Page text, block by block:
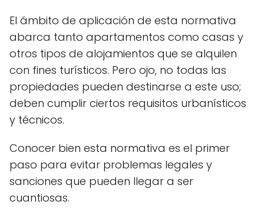
El ámbito de aplicación de esta normativa
abarca tanto apartamentos como casas y
otros tipos de alojamientos que se alquilen
con fines turísticos. Pero ojo, no todas las
propiedades pueden destinarse a este uso;
deben cumplir ciertos requisitos urbanísticos
y técnicos.
Conocer bien esta normativa es el primer
paso para evitar problemas legales y
sanciones que pueden llegar a ser
cuantiosas.